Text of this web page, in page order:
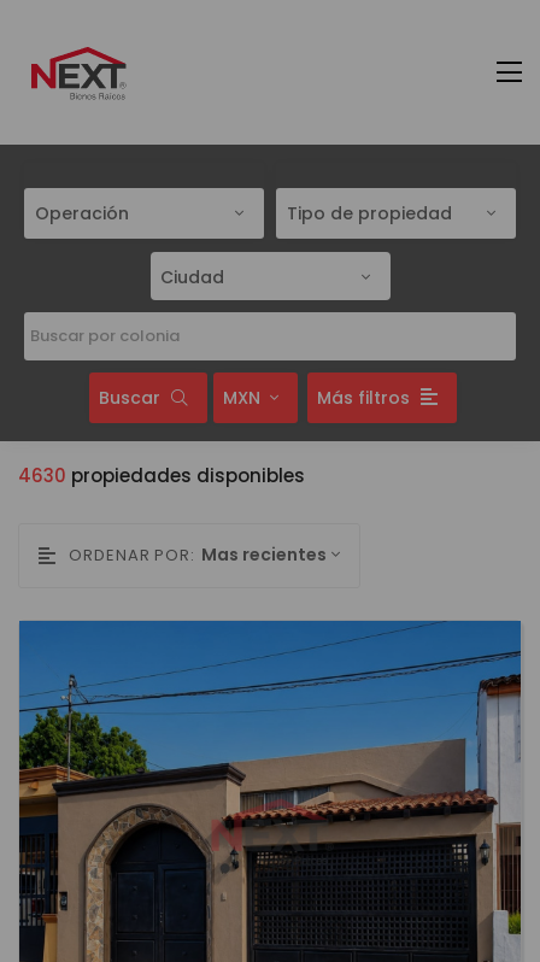
Operación Tipo de propiedad
Ciudad
Buscar MXN Más filtros
4630 propiedades disponibles
ORDENAR POR: Mas recientes